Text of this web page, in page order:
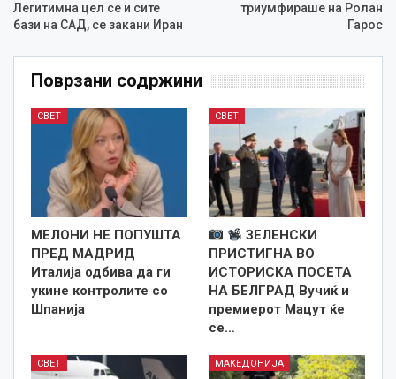
Легитимна цел се и сите
бази на САД, се закани Иран
триумфираше на Ролан
Гарос
Поврзани содржини
СВЕТ
МЕЛОНИ НЕ ПОПУШТА
ПРЕД МАДРИД
Италија одбива да ги
укине контролите со
Шпанија
СВЕТ
ЗЕЛЕНСКИ
ПРИСТИГНА ВО
ИСТОРИСКА ПОСЕТА
НА БЕЛГРАД Вучиќ и
премиерот Мацут ќе
се…
СВЕТ МАКЕДОНИЈА